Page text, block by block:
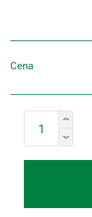
Cena